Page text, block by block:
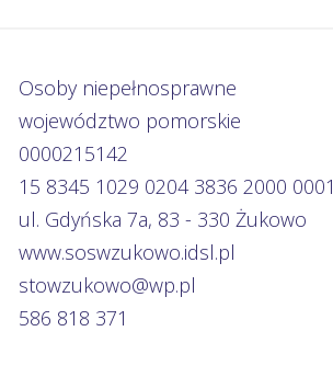
Osoby niepełnosprawne
województwo pomorskie
0000215142
15 8345 1029 0204 3836 2000 0001
ul. Gdyńska 7a, 83 - 330 Żukowo
www.soswzukowo.idsl.pl
stowzukowo@wp.pl
586 818 371